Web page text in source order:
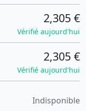
2,305 €
Vérifié aujourd'hui
2,305 €
Vérifié aujourd'hui
Indisponible